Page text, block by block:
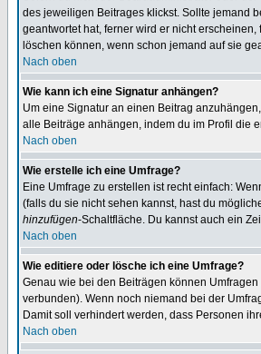
des jeweiligen Beitrages klickst. Sollte jemand
geantwortet hat, ferner wird er nicht
löschen können, wenn schon jemand auf sie
Nach oben
Wie kann ich eine Signatur anhängen?
Um eine Signatur an einen Beitrag
alle Beiträge anhängen, indem du im Profil die
Nach oben
Wie erstelle ich eine Umfrage?
Eine Umfrage zu erstellen ist recht einfach:
(falls du sie nicht sehen kannst, hast du
hinzufügen-Schaltfläche. Du kannst auch ein
Nach oben
Wie editiere oder lösche ich eine Umfrage?
Genau wie bei den Beiträgen können
verbunden). Wenn noch niemand bei der
Damit soll verhindert werden, dass Personen
Nach oben